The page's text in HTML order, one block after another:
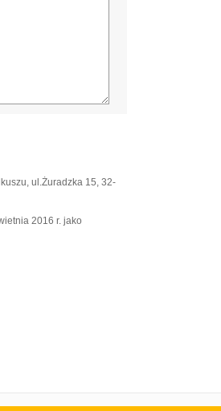
ul.Żuradzka 15, 32-
2016 r. jako